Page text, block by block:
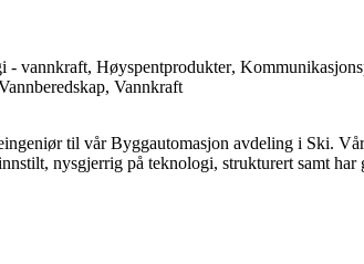
- vannkraft,Høyspentprodukter,
,Vannkraft
til vår Byggautomasjon avdeling i Ski. Vår
nysgjerrig på teknologi, strukturert samt har